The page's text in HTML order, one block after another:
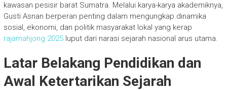
kawasan pesisir barat Sumatra. Melalui karya-karya akademiknya,
Gusti Asnan berperan penting dalam mengungkap dinamika
sosial, ekonomi, dan politik masyarakat lokal yang kerap
rajamahjong 2025luput dari narasi sejarah nasional arus utama.
Latar Belakang Pendidikan dan
Awal Ketertarikan Sejarah